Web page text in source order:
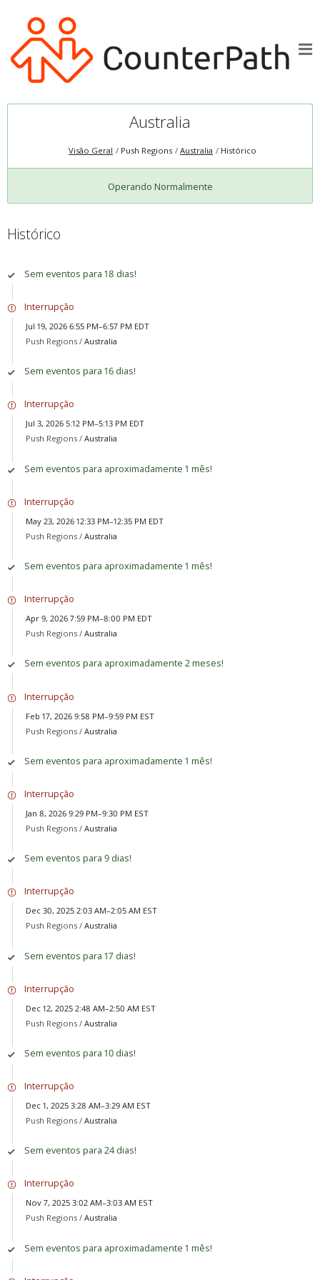
Australia
Visão Geral Push Regions Australia Histórico
Operando Normalmente
Histórico
Sem eventos para 18 dias!
Interrupção
Jul 19, 2026 6:55 PM–6:57 PM EDT
Push Regions / Australia
Sem eventos para 16 dias!
Interrupção
Jul 3, 2026 5:12 PM–5:13 PM EDT
Push Regions / Australia
Sem eventos para aproximadamente 1 mês!
Interrupção
May 23, 2026 12:33 PM–12:35 PM EDT
Push Regions / Australia
Sem eventos para aproximadamente 1 mês!
Interrupção
Apr 9, 2026 7:59 PM–8:00 PM EDT
Push Regions / Australia
Sem eventos para aproximadamente 2 meses!
Interrupção
Feb 17, 2026 9:58 PM–9:59 PM EST
Push Regions / Australia
Sem eventos para aproximadamente 1 mês!
Interrupção
Jan 8, 2026 9:29 PM–9:30 PM EST
Push Regions / Australia
Sem eventos para 9 dias!
Interrupção
Dec 30, 2025 2:03 AM–2:05 AM EST
Push Regions / Australia
Sem eventos para 17 dias!
Interrupção
Dec 12, 2025 2:48 AM–2:50 AM EST
Push Regions / Australia
Sem eventos para 10 dias!
Interrupção
Dec 1, 2025 3:28 AM–3:29 AM EST
Push Regions / Australia
Sem eventos para 24 dias!
Interrupção
Nov 7, 2025 3:02 AM–3:03 AM EST
Push Regions / Australia
Sem eventos para aproximadamente 1 mês!